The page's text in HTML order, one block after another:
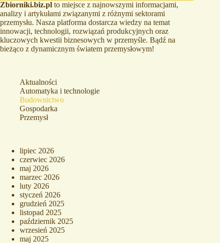
Zbiorniki.biz.pl to miejsce z najnowszymi informacjami,
analizy i artykułami związanymi z różnymi sektorami
przemysłu. Nasza platforma dostarcza wiedzy na temat
innowacji, technologii, rozwiązań produkcyjnych oraz
kluczowych kwestii biznesowych w przemyśle. Bądź na
bieżąco z dynamicznym światem przemysłowym!
Aktualności
Automatyka i technologie
Budownictwo
Gospodarka
Przemysł
lipiec 2026
czerwiec 2026
maj 2026
marzec 2026
luty 2026
styczeń 2026
grudzień 2025
listopad 2025
październik 2025
wrzesień 2025
maj 2025